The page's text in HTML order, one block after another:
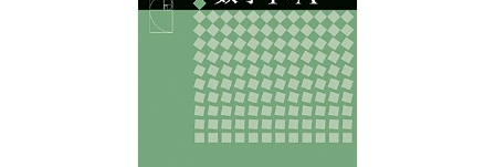
個人情報・特定個人情報の取り扱い
教科書採択の公正確保に関する基本方針